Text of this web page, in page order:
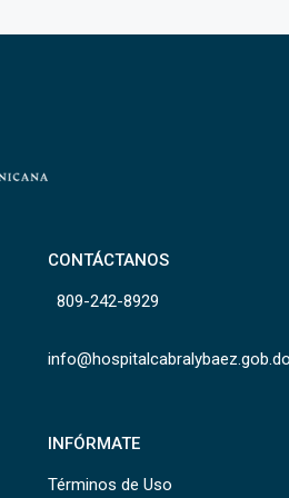
CONTÁCTANOS
809-242-8929
INFÓRMATE
Términos de Uso